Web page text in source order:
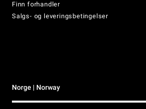
Finn forhandler
Salgs- og leveringsbetingelser
Norge | Norway